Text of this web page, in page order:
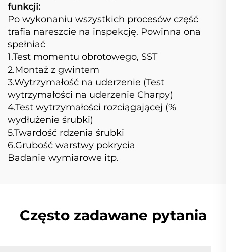
funkcji:
Po wykonaniu wszystkich procesów część
trafia nareszcie na inspekcję. Powinna ona
spełniać
1.Test momentu obrotowego, SST
2.Montaż z gwintem
3.Wytrzymałość na uderzenie (Test
wytrzymałości na uderzenie Charpy)
4.Test wytrzymałości rozciągającej (%
wydłużenie śrubki)
5.Twardość rdzenia śrubki
6.Grubość warstwy pokrycia
Badanie wymiarowe itp.
Często zadawane pytania